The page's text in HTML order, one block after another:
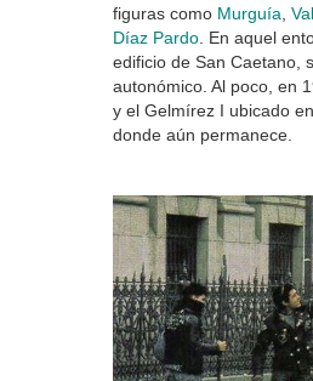
figuras como Murguía
Díaz Pardo. En aquel
edificio de San Caetano,
autonómico. Al poco, en
y el Gelmírez I ubicado
donde aún permanece.